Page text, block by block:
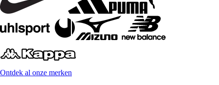
Ontdek al onze merken